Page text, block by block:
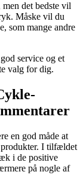
det bedste vil
Måske vil du
som mange andre
service og et
valg for dig.
en god måde at
produkter. I tilfældet
i de positive
på nogle af